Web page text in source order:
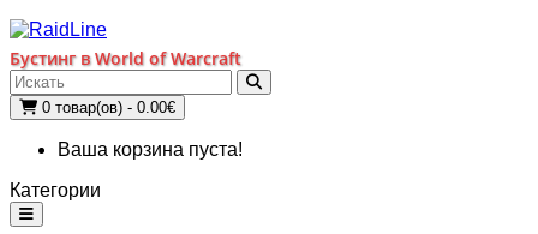
Бустинг в World of Warcraft
0 товар(ов) - 0.00€
Ваша корзина пуста!
Категории